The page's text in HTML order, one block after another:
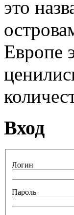
это
Европе
Вход
Логин
Пароль